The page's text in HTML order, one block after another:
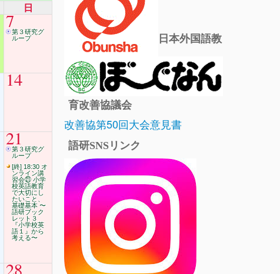
日
7第３研究グ
ループ
14
21
第３研究グ
ループ
[終] 18:30 オ
ンライン講
習会㉑ 小学
校英語教育
で大切にし
たいこと、
基礎基本 〜
語研ブック
レット３
『小学校英
語１』から
考える〜
28
日本外国語教
育改善協議会
改善協第50回大会意見書
語研SNSリンク